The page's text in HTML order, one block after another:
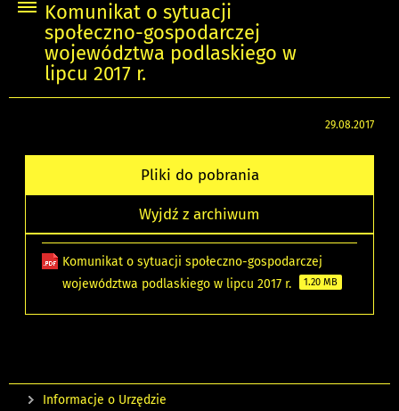
Komunikat o sytuacji
społeczno-gospodarczej
województwa podlaskiego w
lipcu 2017 r.
29.08.2017
Pliki do pobrania
Wyjdź z archiwum
Komunikat o sytuacji społeczno-gospodarczej
województwa podlaskiego w lipcu 2017 r.
1.20 MB
Informacje o Urzędzie